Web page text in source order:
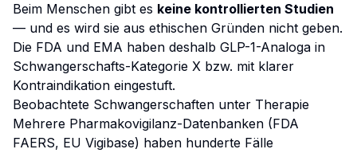
Beim Menschen gibt es keine kontrollierten Studien
— und es wird sie aus ethischen Gründen nicht geben.
Die FDA und EMA haben deshalb GLP-1-Analoga in
Schwangerschafts-Kategorie X bzw. mit klarer
Kontraindikation eingestuft.
Beobachtete Schwangerschaften unter Therapie
Mehrere Pharmakovigilanz-Datenbanken (FDA
FAERS, EU Vigibase) haben hunderte Fälle